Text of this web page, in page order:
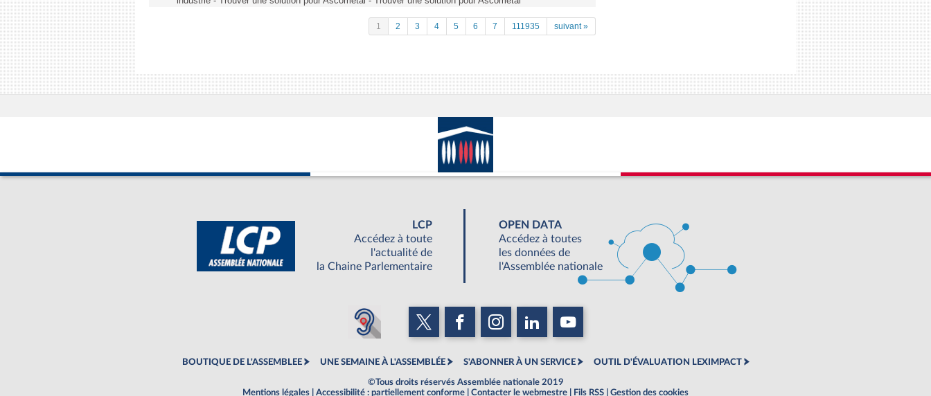
1 2 3 4 5 6 7 111935 suivant »
LCP
Accédez à toute
l'actualité de
la Chaine Parlementaire
OPEN DATA
Accédez à toutes
les données de
l'Assemblée nationale
BOUTIQUE DE L'ASSEMBLEE UNE SEMAINE À L'ASSEMBLÉE S'ABONNER À UN SERVICE OUTIL D'ÉVALUATION LEXIMPACT
©Tous droits réservés Assemblée nationale 2019
Mentions légales
Accessibilité : partiellement conforme Contacter le webmestre Fils RSS Gestion des cookies